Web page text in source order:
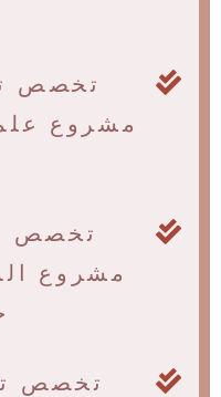
تخصص
مشروع
تخصص
مشروع
تخصص